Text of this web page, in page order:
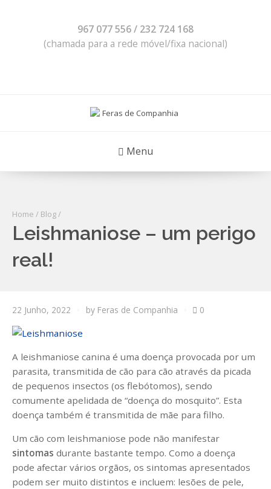
967 077 556 / 232 724 168
(chamada para a rede móvel/fixa nacional)
Menu
Home / Blog/
Leishmaniose – um perigo
real!
22 Junho, 2022 by Feras de Companhia 0
A leishmaniose canina é uma doença provocada por um
parasita, transmitida de cão para cão através da picada
de pequenos insectos (os flebótomos), sendo
comumente apelidada de “doença do mosquito”. Esta
doença também é transmitida de mãe para filho.
Um cão com leishmaniose pode não manifestar
sintomas durante bastante tempo. Como a doença
pode afectar vários orgãos, os sintomas apresentados
podem ser muito distintos e incluem: lesões de pele,